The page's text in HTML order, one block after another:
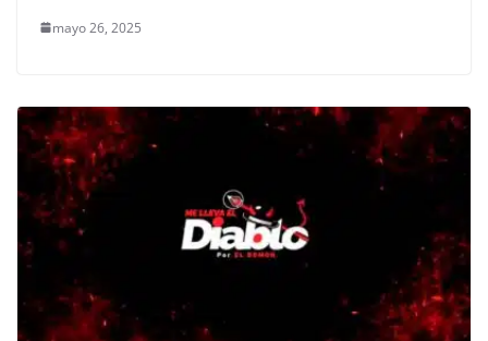
mayo 26, 2025